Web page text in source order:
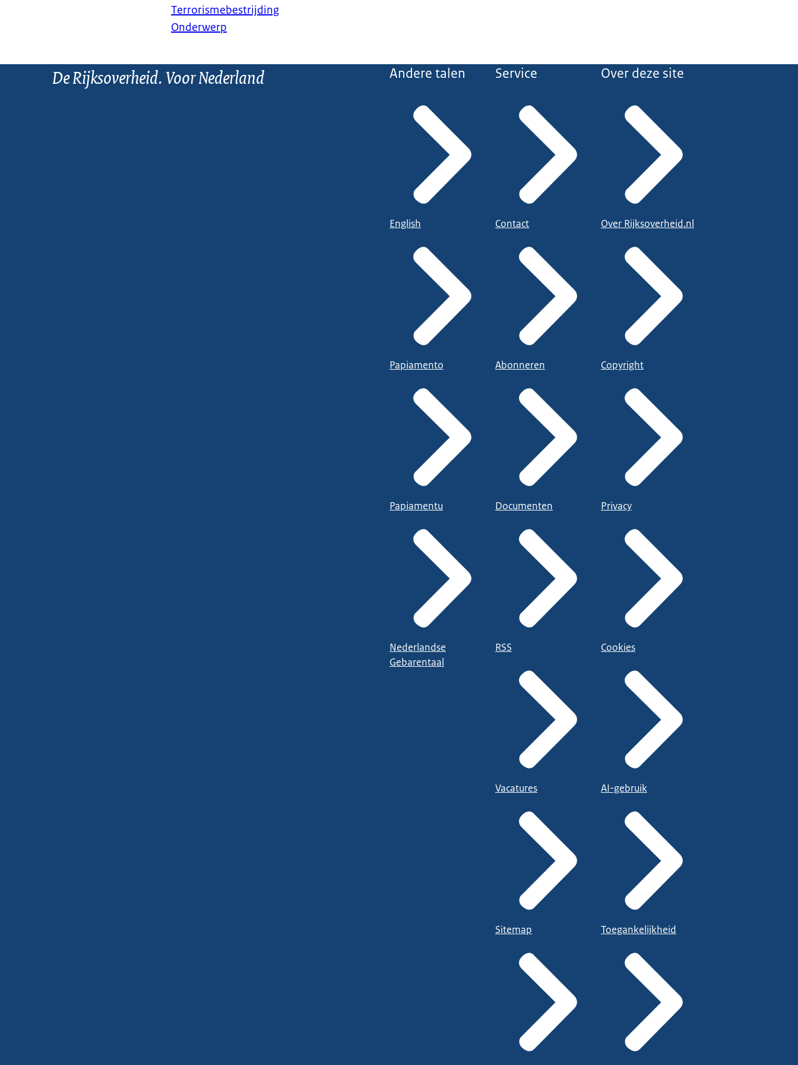
https://www.nl-alert.nl/
Is er in uw omgeving een ramp of noodsituatie? Raadpleeg uw regionale omroep of gemeente voor
https://www.denkvooruit.nl/bereid-je-voor/zo-krijg-je-een-waarschuwing/jouw-veiligheidsregio
Dit was informatie van de Rijksoverheid. Meer informatie vindt u op:
Terrorismebestrijding
Onderwerp
De Rijksoverheid. Voor Nederland Andere talen
English
Papiamento
Papiamentu
Nederlandse
Gebarentaal
Service
Contact
Abonneren
Documenten
RSS
Vacatures
Sitemap
Over deze site
Over Rijksoverheid.nl
Copyright
Privacy
Cookies
AI-gebruik
Toegankelijkheid